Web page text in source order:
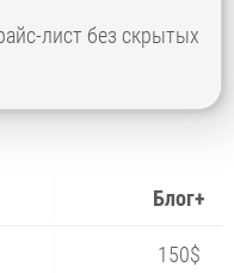
лист без скрытых
Блог+
150$